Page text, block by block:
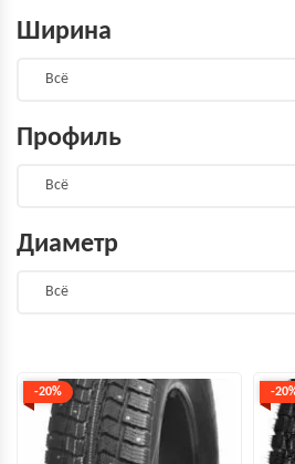
-20% -
Ширина
Профиль
Диаметр